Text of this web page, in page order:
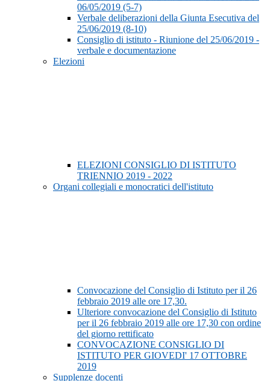
06/05/2019 (5-7)
Verbale deliberazioni della Giunta Esecutiva del
25/06/2019 (8-10)
Consiglio di istituto - Riunione del 25/06/2019 -
verbale e documentazione
Elezioni
ELEZIONI CONSIGLIO DI ISTITUTO
TRIENNIO 2019 - 2022
Organi collegiali e monocratici dell'istituto
Convocazione del Consiglio di Istituto per il 26
febbraio 2019 alle ore 17,30.
Ulteriore convocazione del Consiglio di Istituto
per il 26 febbraio 2019 alle ore 17,30 con ordine
del giorno rettificato
CONVOCAZIONE CONSIGLIO DI
ISTITUTO PER GIOVEDI' 17 OTTOBRE
2019
Supplenze docenti